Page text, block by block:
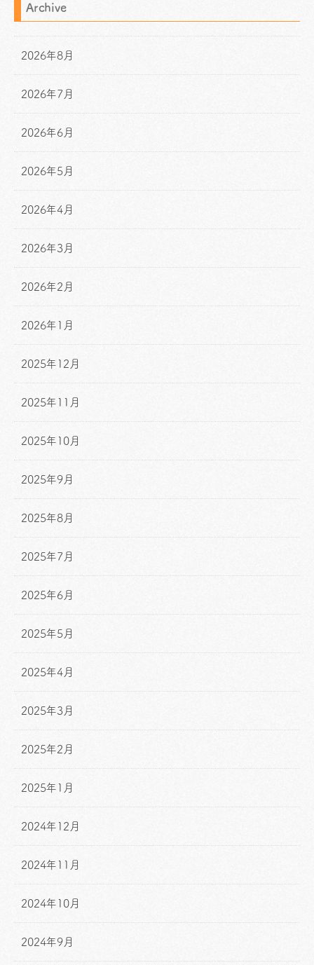
Archive
2026年8月
2026年7月
2026年6月
2026年5月
2026年4月
2026年3月
2026年2月
2026年1月
2025年12月
2025年11月
2025年10月
2025年9月
2025年8月
2025年7月
2025年6月
2025年5月
2025年4月
2025年3月
2025年2月
2025年1月
2024年12月
2024年11月
2024年10月
2024年9月